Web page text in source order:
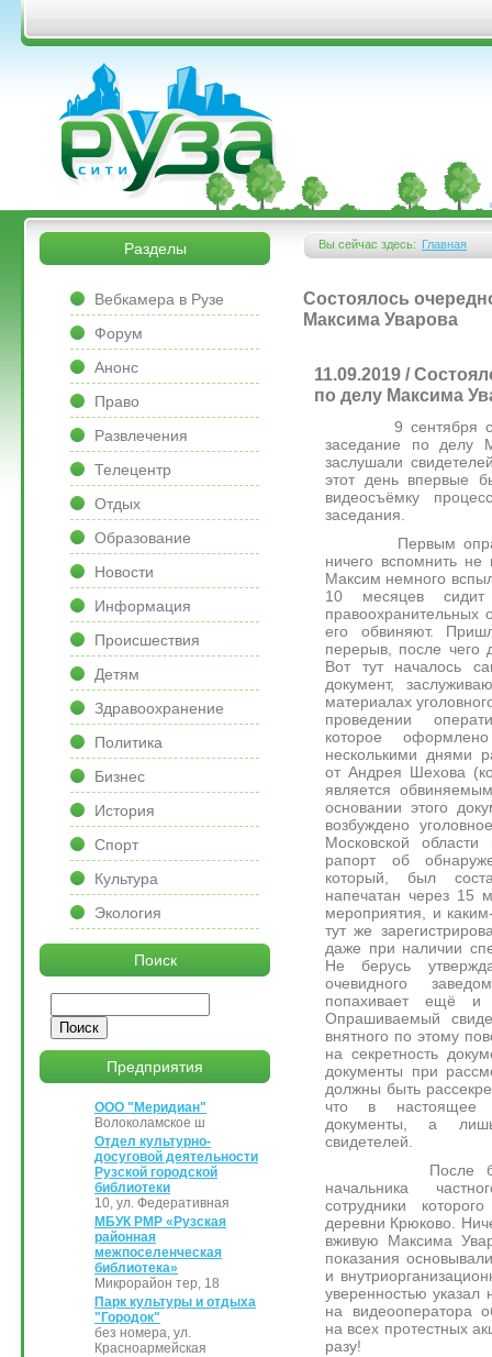
Перейти к основному содержанию
&bsps;
&bsps;
Вы сейчас здесь:
Вы здесь
Главная
Состоялось
Максима Уварова
11.09.2019 /
по делу Максима
9 сентября
заседание по делу
заслушали
этот день впервые
видеосъёмку
заседания.
Первым
ничего вспомнить не
Максим немного
10 месяцев
его обвиняют.
перерыв, после чего
Вот тут началось
документ,
материалах
проведении
которое
несколькими днями
от Андрея Шехова
является
основании этого
возбуждено
Московской
рапорт об
который, был
напечатан через 15
мероприятия, и
тут же
даже при наличии
Не берусь
очевидного
попахивает ещё и
Опрашиваемый
внятного по этому
на секретность
документы при
должны быть
что в настоящее
документы, а
свидетелей.
После
начальника
сотрудники
деревни Крюково.
вживую Максима
показания
и
уверенностью указал
на видеооператора
на всех протестных
разу!
Разделы
Вебкамера в Рузе
Форум
Анонс
Право
Развлечения
Телецентр
Отдых
Образование
Новости
Информация
Происшествия
Детям
Здравоохранение
Политика
Бизнес
История
Спорт
Культура
Экология
Поиск
Предприятия
ООО "Меридиан"
Волоколамское ш
Отдел культурно-
досуговой деятельности
Рузской городской
библиотеки
10, ул. Федеративная
МБУК РМР «Рузская
районная
межпоселенческая
библиотека»
Микрорайон тер, 18
Парк культуры и отдыха
"Городок"
без номера, ул.
Красноармейская